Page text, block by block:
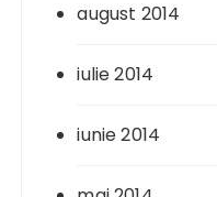
august 2014
iulie 2014
iunie 2014